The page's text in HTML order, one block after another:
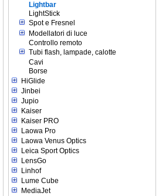
Lightbar
LightStick
Spot e Fresnel
Modellatori di luce
Controllo remoto
Tubi flash, lampade, calotte
Cavi
Borse
HiGlide
Jinbei
Jupio
Kaiser
Kaiser PRO
Laowa Pro
Laowa Venus Optics
Leica Sport Optics
LensGo
Linhof
Lume Cube
MediaJet